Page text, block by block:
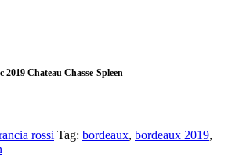
2019 Chateau Chasse-Spleen
rossi Tag: bordeaux, bordeaux 2019,